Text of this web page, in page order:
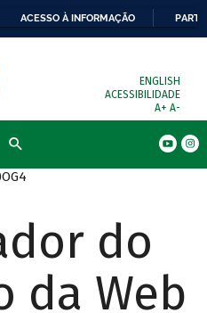
ACESSO À INFORMAÇÃO
ENGLISH
ACESSIBILIDADE
A+ A-
do
da Web